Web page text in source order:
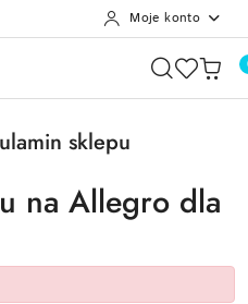
Moje konto
sklepu
na Allegro dla